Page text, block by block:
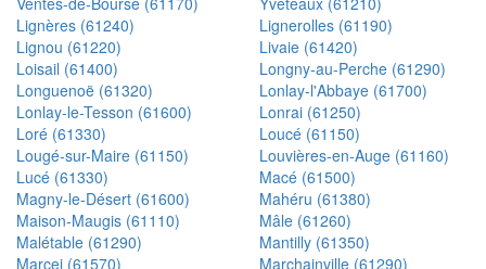
Lignères (61240)
Lignerolles (61190)
Lignou (61220)
Livaie (61420)
Loisail (61400)
Longny-au-Perche (61290)
Longuenoë (61320)
Lonlay-l'Abbaye (61700)
Lonlay-le-Tesson (61600)
Lonrai (61250)
Loré (61330)
Loucé (61150)
Lougé-sur-Maire (61150)
Louvières-en-Auge (61160)
Lucé (61330)
Macé (61500)
Magny-le-Désert (61600)
Mahéru (61380)
Maison-Maugis (61110)
Mâle (61260)
Malétable (61290)
Mantilly (61350)
Marcei (61570)
Marchainville (61290)